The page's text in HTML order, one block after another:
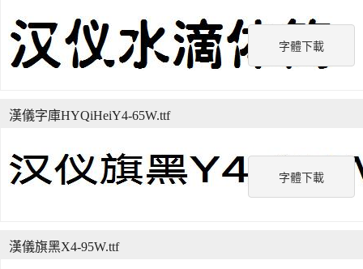
字體下載
字體下載
漢儀字庫HYQiHeiY4-65W.ttf
漢儀旗黑X4-95W.ttf